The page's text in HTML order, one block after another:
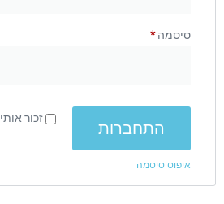
סיסמה*
זכור אותי
התחברות
איפוס סיסמה